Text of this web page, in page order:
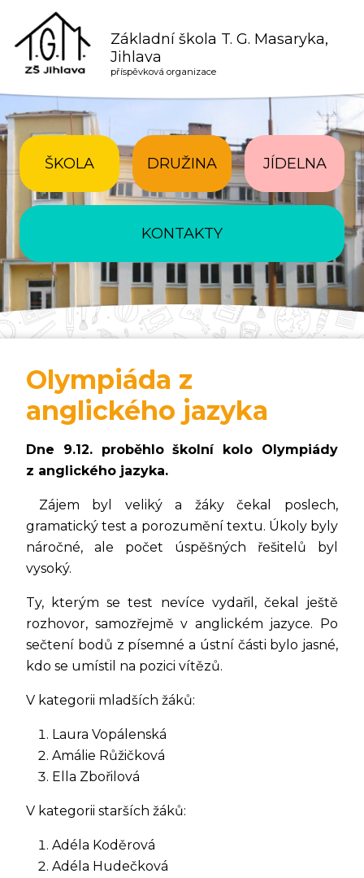
Základní škola T. G. Masaryka,
Jihlava
příspěvková organizace
ŠKOLA DRUŽINA JÍDELNA
KONTAKTY
Olympiáda z
anglického jazyka
Dne 9.12. proběhlo školní kolo Olympiády
z anglického jazyka.
Zájem byl veliký a žáky čekal poslech,
gramatický test a porozumění textu. Úkoly byly
náročné, ale počet úspěšných řešitelů byl
vysoký.
Ty, kterým se test nevíce vydařil, čekal ještě
rozhovor, samozřejmě v anglickém jazyce. Po
sečtení bodů z písemné a ústní části bylo jasné,
kdo se umístil na pozici vítězů.
V kategorii mladších žáků:
Laura Vopálenská
Amálie Růžičková
Ella Zbořilová
V kategorii starších žáků:
Adéla Koděrová
Adéla Hudečková